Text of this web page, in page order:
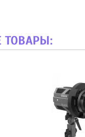
ТОВАРЫ: